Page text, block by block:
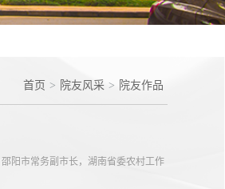
首页 > 院友风采 > 院友作品
阳市常务副市长，湖南省委农村工作